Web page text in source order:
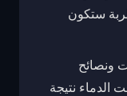
ستكون
ونصائح
الدماء نتيجة